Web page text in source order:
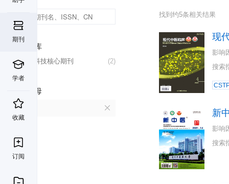
期刊
学者
收藏
订阅
数据库
(2)
中国科技核心期刊
首字母
找到约5条相关结果
现
影响
搜索
新
影响
搜索